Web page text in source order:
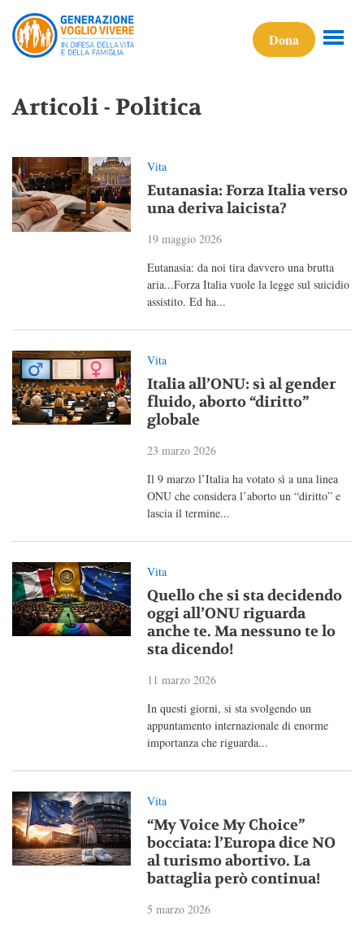
Dona
Articoli - Politica
Vita
Eutanasia: Forza Italia verso
una deriva laicista?
19 maggio 2026
Eutanasia: da noi tira davvero una brutta
aria...Forza Italia vuole la legge sul suicidio
assistito. Ed ha...
Vita
Italia all’ONU: sì al gender
fluido, aborto “diritto”
globale
23 marzo 2026
Il 9 marzo l’Italia ha votato sì a una linea
ONU che considera l’aborto un “diritto” e
lascia il termine...
Vita
Quello che si sta decidendo
oggi all’ONU riguarda
anche te. Ma nessuno te lo
sta dicendo!
11 marzo 2026
In questi giorni, si sta svolgendo un
appuntamento internazionale di enorme
importanza che riguarda...
Vita
“My Voice My Choice”
bocciata: l’Europa dice NO
al turismo abortivo. La
battaglia però continua!
5 marzo 2026